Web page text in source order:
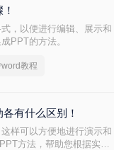
，以便进行编辑、展示和
PPT的方法。
教程
有什么区别！
样可以方便地进行演示和
方法，帮助您根据实际